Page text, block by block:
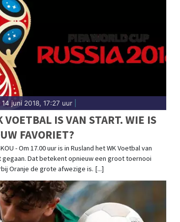
Parel en atletiek in de regio
Blijf op de hoogte van alle
14 juni 2018, 17:27 uur|
VOETBAL IS VAN START. WIE IS
FAVORIET?
- Om 17.00 uur is in Rusland het WK Voetbal van
gegaan. Dat betekent opnieuw een groot toernooi
Oranje de grote afwezige is. [...]